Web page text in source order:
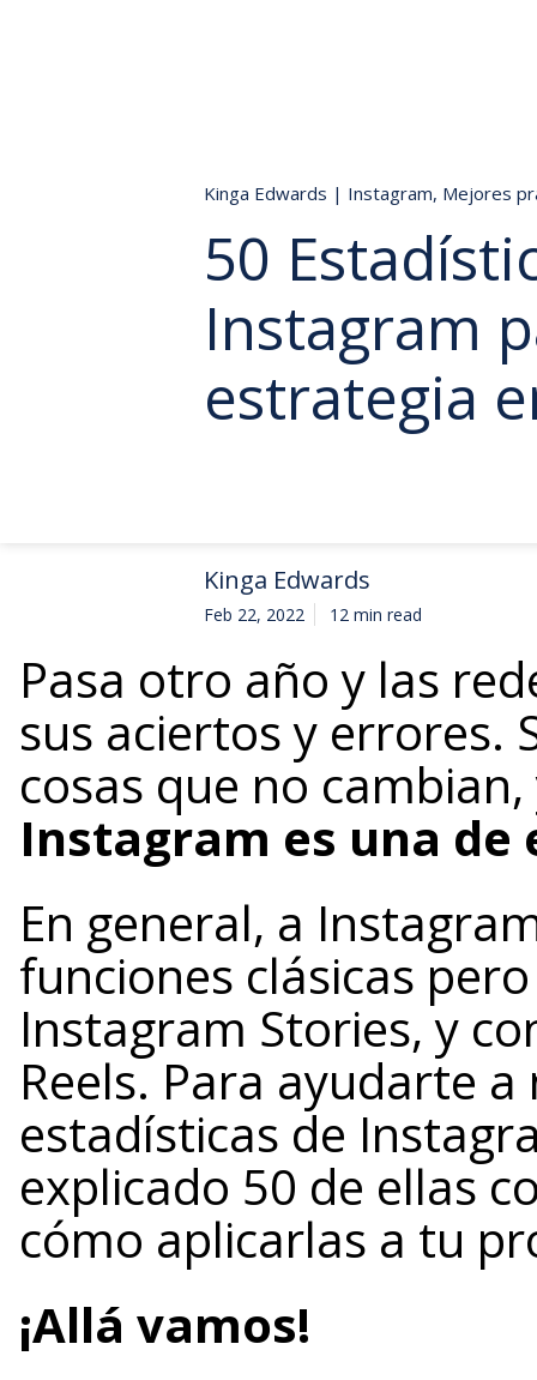
Kinga Edwards | Instagram, Mejores
50
Instagram
estrategia
Kinga Edwards
Feb 22, 2022 12 min read
Pasa otro año y las
sus aciertos y errores.
cosas que no
Instagram es una de
En general, a
funciones clásicas
Instagram Stories, y
Reels. Para ayudarte
estadísticas de
explicado 50 de ellas
cómo aplicarlas a tu
¡Allá vamos!